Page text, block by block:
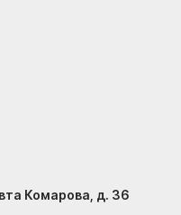
Комарова, д. 36